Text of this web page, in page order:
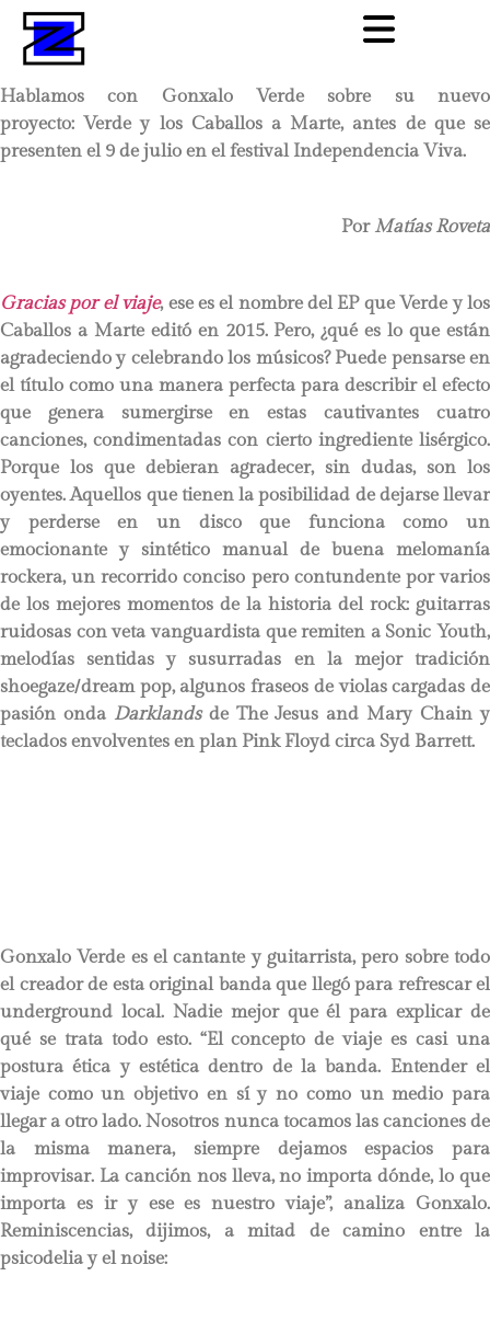
Hablamos con Gonxalo Verde sobre su nuevo
proyecto: Verde y los Caballos a Marte, antes de que se
presenten el 9 de julio en el festival Independencia Viva.
Por Matías Roveta
Gracias por el viaje, ese es el nombre del EP que Verde y los
Caballos a Marte editó en 2015. Pero, ¿qué es lo que están
agradeciendo y celebrando los músicos? Puede pensarse en
el título como una manera perfecta para describir el efecto
que genera sumergirse en estas cautivantes cuatro
canciones, condimentadas con cierto ingrediente lisérgico.
Porque los que debieran agradecer, sin dudas, son los
oyentes. Aquellos que tienen la posibilidad de dejarse llevar
y perderse en un disco que funciona como un
emocionante y sintético manual de buena melomanía
rockera, un recorrido conciso pero contundente por varios
de los mejores momentos de la historia del rock: guitarras
ruidosas con veta vanguardista que remiten a Sonic Youth,
melodías sentidas y susurradas en la mejor tradición
shoegaze/dream pop, algunos fraseos de violas cargadas de
pasión onda Darklandsde The Jesus and Mary Chain y
teclados envolventes en plan Pink Floyd circa Syd Barrett.
Gonxalo Verde es el cantante y guitarrista, pero sobre todo
el creador de esta original banda que llegó para refrescar el
underground local. Nadie mejor que él para explicar de
qué se trata todo esto. “El concepto de viaje es casi una
postura ética y estética dentro de la banda. Entender el
viaje como un objetivo en sí y no como un medio para
llegar a otro lado. Nosotros nunca tocamos las canciones de
la misma manera, siempre dejamos espacios para
improvisar. La canción nos lleva, no importa dónde, lo que
importa es ir y ese es nuestro viaje”, analiza Gonxalo.
Reminiscencias, dijimos, a mitad de camino entre la
psicodelia y el noise: